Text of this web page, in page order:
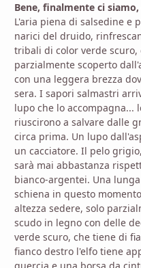
Bene, finalmente ci
L'aria piena di salsedine e
narici del druido,
tribali di color verde
parzialmente scoperto
con una leggera brezza
sera. I sapori salmastri
lupo che lo accompagna...
riuscirono a salvare dalle
circa prima. Un lupo
un cacciatore. Il pelo
sarà mai abbastanza
bianco-argentei. Una
schiena in questo
altezza sedere, solo
scudo in legno con delle
verde scuro, che tiene di
fianco destro l'elfo tiene